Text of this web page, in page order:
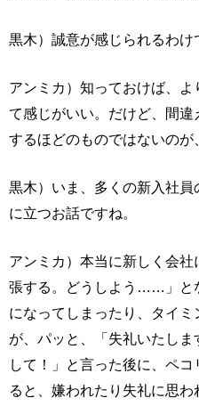
黒木）誠意が感じられるわけ
アンミカ）知っておけば、
て感じがいい。だけど、間
するほどのものではないのが
黒木）いま、多くの新入社
に立つお話ですね。
アンミカ）本当に新しく会
張する。どうしよう……」と
になってしまったり、タイ
が、パッと、「失礼いたし
して！」と言った後に、ペ
ると、嫌われたり失礼に思